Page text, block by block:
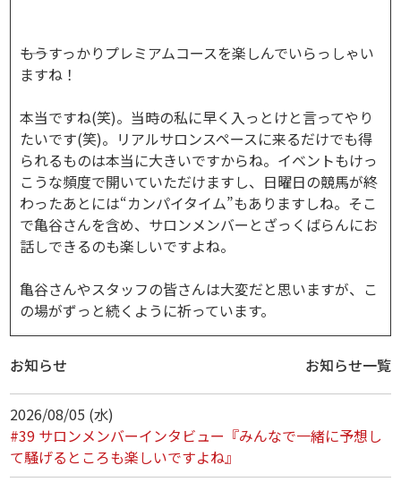
――もうすっかりプレミアムコースを楽しんでいらっしゃい
ますね！
本当ですね(笑)。当時の私に早く入っとけと言ってやり
たいです(笑)。リアルサロンスペースに来るだけでも得
られるものは本当に大きいですからね。イベントもけっ
こうな頻度で開いていただけますし、日曜日の競馬が終
わったあとには“カンパイタイム”もありますしね。そこ
で亀谷さんを含め、サロンメンバーとざっくばらんにお
話しできるのも楽しいですよね。
亀谷さんやスタッフの皆さんは大変だと思いますが、こ
の場がずっと続くように祈っています。
お知らせ お知らせ一覧
2026/08/05 (水)
#39 サロンメンバーインタビュー『みんなで一緒に予想し
て騒げるところも楽しいですよね』